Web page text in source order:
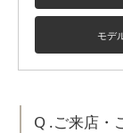
モデ
Q .ご来店・